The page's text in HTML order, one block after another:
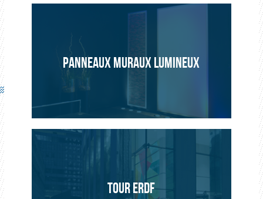
PANNEAUX MURAUX LUMINEUX
TOUR ERDF